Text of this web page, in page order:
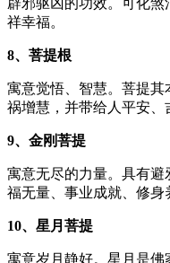
辟邪驱凶的功效。可化
祥幸福。
8、菩提根
寓意觉悟、智慧。菩提
祸增慧，并带给人平安、
9、金刚菩提
寓意无尽的力量。具有
福无量、事业成就、修身
10、星月菩提
寓意岁月静好。星月是